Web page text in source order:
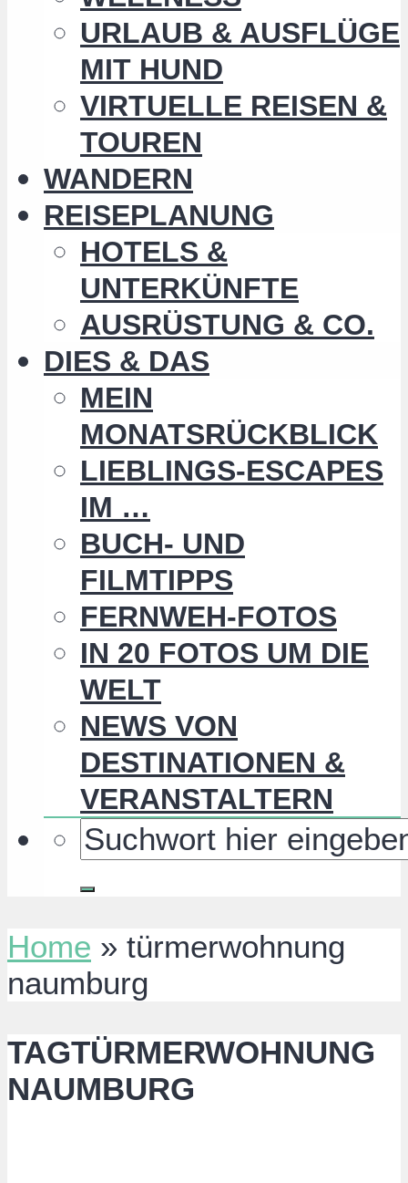
URLAUB & AUSFLÜGE
MIT HUND
VIRTUELLE REISEN &
TOUREN
WANDERN
REISEPLANUNG
HOTELS &
UNTERKÜNFTE
AUSRÜSTUNG & CO.
DIES & DAS
MEIN
MONATSRÜCKBLICK
LIEBLINGS-ESCAPES
IM …
BUCH- UND
FILMTIPPS
FERNWEH-FOTOS
IN 20 FOTOS UM DIE
WELT
NEWS VON
DESTINATIONEN &
VERANSTALTERN
Home » türmerwohnung
naumburg
TAGTÜRMERWOHNUNG
NAUMBURG